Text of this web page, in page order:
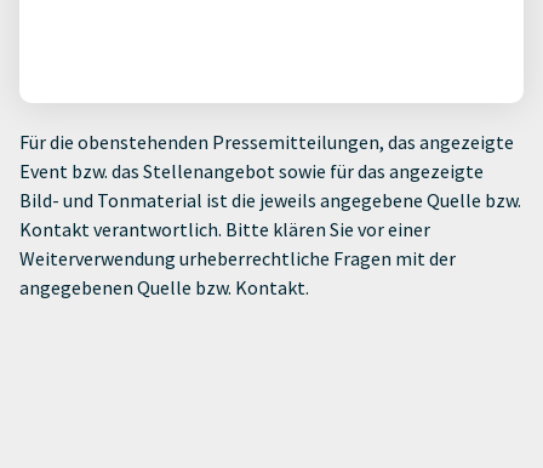
Für die obenstehenden Pressemitteilungen, das angezeigte
Event bzw. das Stellenangebot sowie für das angezeigte
Bild- und Tonmaterial ist die jeweils angegebene Quelle bzw.
Kontakt verantwortlich. Bitte klären Sie vor einer
Weiterverwendung urheberrechtliche Fragen mit der
angegebenen Quelle bzw. Kontakt.